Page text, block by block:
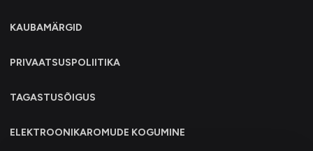
KAUBAMÄRGID
PRIVAATSUSPOLIITIKA
TAGASTUSÕIGUS
ELEKTROONIKAROMUDE KOGUMINE